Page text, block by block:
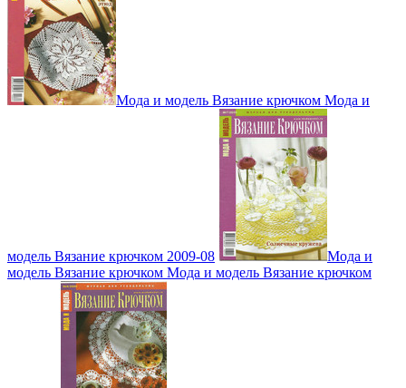
Мода и модель Вязание крючком Мода и
модель Вязание крючком 2009-08
Мода и
модель Вязание крючком Мода и модель Вязание крючком